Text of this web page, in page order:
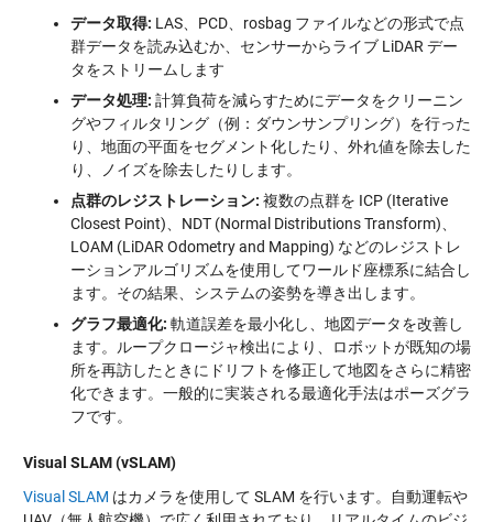
データ取得: LAS、PCD、rosbag ファイルなどの形式で点
群データを読み込むか、センサーからライブ LiDAR デー
タをストリームします
データ処理: 計算負荷を減らすためにデータをクリーニン
グやフィルタリング（例：ダウンサンプリング）を行った
り、地面の平面をセグメント化したり、外れ値を除去した
り、ノイズを除去したりします。
点群のレジストレーション: 複数の点群を ICP (Iterative
Closest Point)、NDT (Normal Distributions Transform)、
LOAM (LiDAR Odometry and Mapping) などのレジストレ
ーションアルゴリズムを使用してワールド座標系に結合し
ます。その結果、システムの姿勢を導き出します。
グラフ最適化: 軌道誤差を最小化し、地図データを改善し
ます。ループクロージャ検出により、ロボットが既知の場
所を再訪したときにドリフトを修正して地図をさらに精密
化できます。一般的に実装される最適化手法はポーズグラ
フです。
Visual SLAM (vSLAM)
Visual SLAM はカメラを使用して SLAM を行います。自動運転や